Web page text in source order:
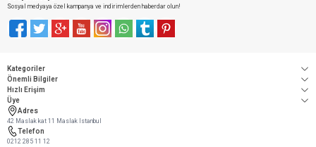
Sosyal medyaya özel kampanya ve indirimlerden haberdar olun!
FacebookTwitterGoogle-PlusYoutubeInstagramWhatsAppTumblr Pinterest
Kategoriler
Önemli Bilgiler
Hızlı Erişim
Üye
Adres
42 Maslak kat 11 Maslak Istanbul
Telefon
0212 285 11 12